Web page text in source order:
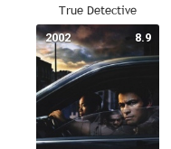
True Detective
8.9
2002